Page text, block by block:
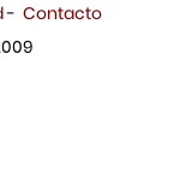
- Contacto